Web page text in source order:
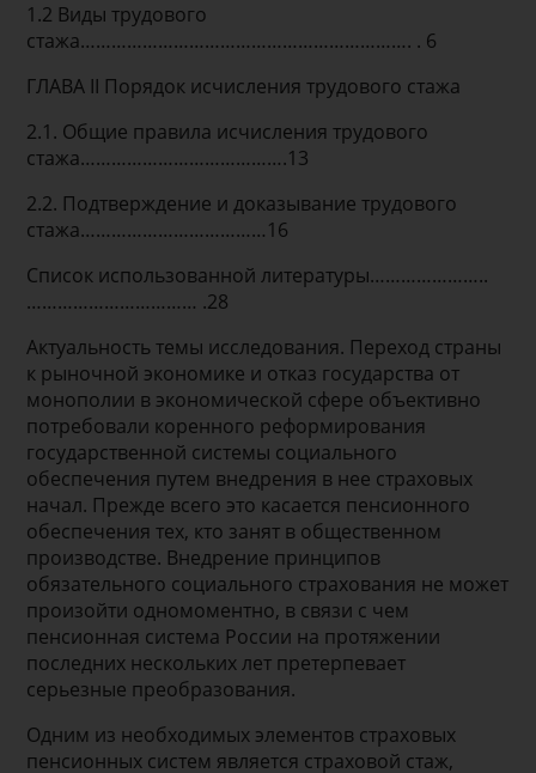
1.2 Виды трудового
стажа………………………………………………………. . 6
ГЛАВА II Порядок исчисления трудового стажа
2.1. Общие правила исчисления трудового
стажа………………………………….13
2.2. Подтверждение и доказывание трудового
стажа………………………………16
Список использованной литературы…………………..
…………………………… .28
Актуальность темы исследования. Переход страны
к рыночной экономике и отказ государства от
монополии в экономической сфере объективно
потребовали коренного реформирования
государственной системы социального
обеспечения путем внедрения в нее страховых
начал. Прежде всего это касается пенсионного
обеспечения тех, кто занят в общественном
производстве. Внедрение принципов
обязательного социального страхования не может
произойти одномоментно, в связи с чем
пенсионная система России на протяжении
последних нескольких лет претерпевает
серьезные преобразования.
Одним из необходимых элементов страховых
пенсионных систем является страховой стаж,